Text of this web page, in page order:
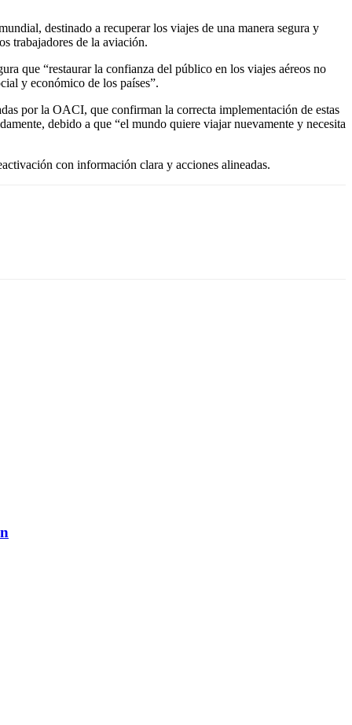
destinado a recuperar los viajes de una manera segura y
trabajadores de la aviación.
que “restaurar la confianza del público en los viajes aéreos no
y económico de los países”.
por la OACI, que confirman la correcta implementación de estas
debido a que “el mundo quiere viajar nuevamente y necesita
con información clara y acciones alineadas.